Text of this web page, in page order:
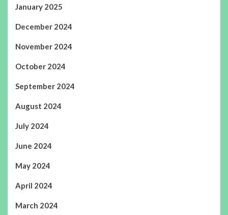
January 2025
December 2024
November 2024
October 2024
September 2024
August 2024
July 2024
June 2024
May 2024
April 2024
March 2024